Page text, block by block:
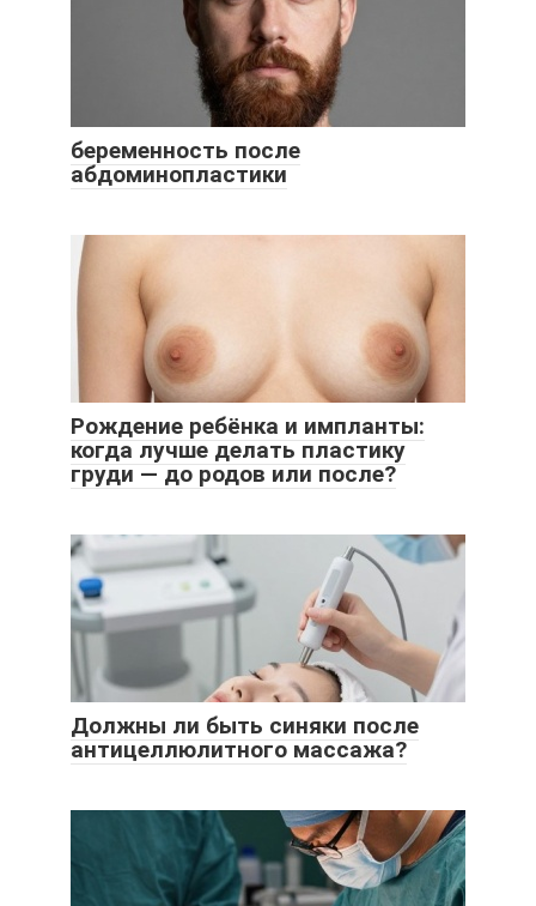
беременность после
абдоминопластики
Рождение ребёнка и импланты:
когда лучше делать пластику
груди — до родов или после?
Должны ли быть синяки после
антицеллюлитного массажа?